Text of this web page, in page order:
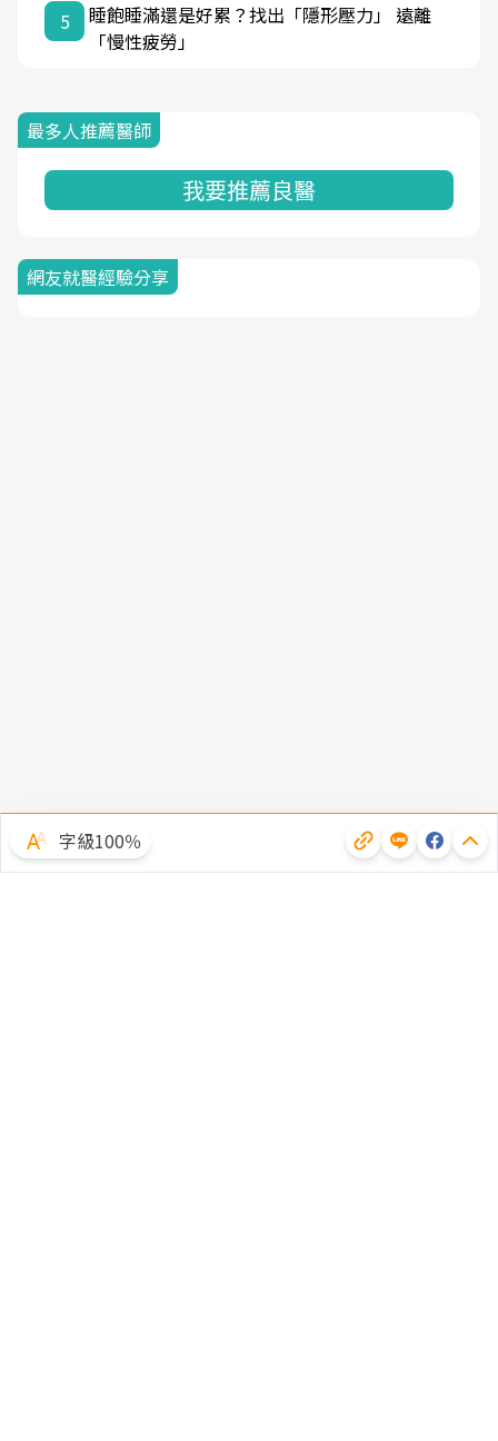
5
睡飽睡滿還是好累？找出「隱形壓力」 遠離
「慢性疲勞」
最多人推薦醫師
我要推薦良醫
網友就醫經驗分享
字級100％